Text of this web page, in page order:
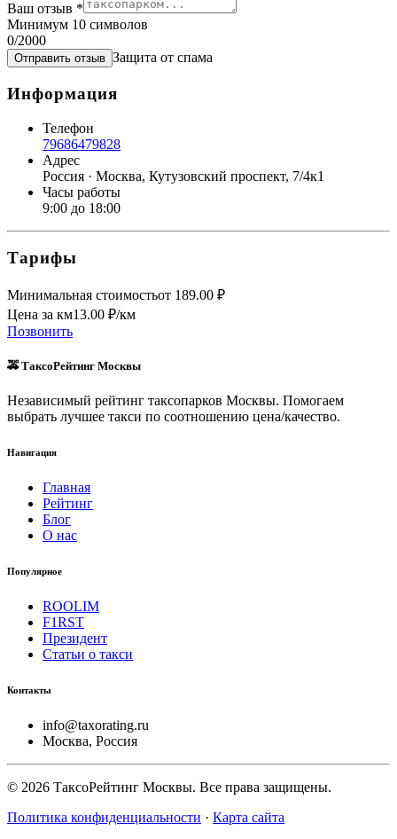
Ваш отзыв *
Минимум 10 символов
0/2000
Отправить отзыв Защита от спама
Информация
Телефон
79686479828
Адрес
Россия · Москва, Кутузовский проспект, 7/4к1
Часы работы
9:00 до 18:00
Тарифы
Минимальная стоимостьот 189.00 ₽
Цена за км13.00 ₽/км
Позвонить
🚕 ТаксоРейтинг Москвы
Независимый рейтинг таксопарков Москвы. Помогаем
выбрать лучшее такси по соотношению цена/качество.
Навигация
Главная
Рейтинг
Блог
О нас
Популярное
ROOLIM
F1RST
Президент
Статьи о такси
Контакты
info@taxorating.ru
Москва, Россия
© 2026 ТаксоРейтинг Москвы. Все права защищены.
Политика конфиденциальности · Карта сайта